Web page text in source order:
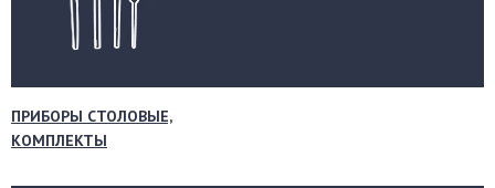
ПРИБОРЫ СТОЛОВЫЕ,
КОМПЛЕКТЫ